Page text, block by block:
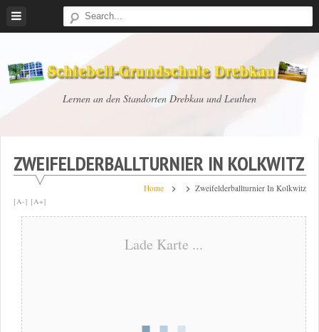
Skip
Schiebell-
Drebkau
Lernen an den Standorten Drebkau und Leuthen
ZWEIFELDERBALLTURNIER IN KOLKWITZ
Home Zweifelderballturnier In Kolkwitz
[A-] [A+]
Lade Karte ...